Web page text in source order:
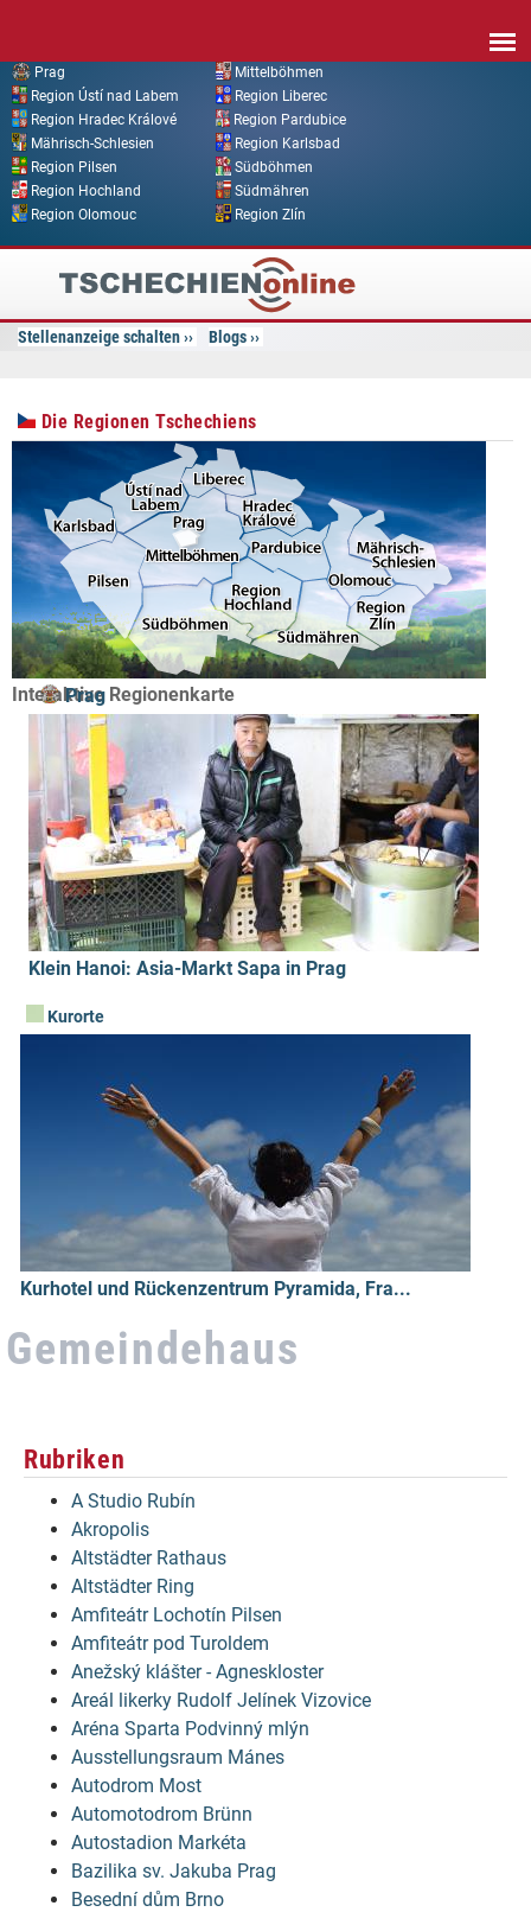
Prag
Mittelböhmen
Region Ústí nad Labem
Region Liberec
Region Hradec Králové
Region Pardubice
Mährisch-Schlesien
Region Karlsbad
Region Pilsen
Südböhmen
Region Hochland
Südmähren
Region Olomouc
Region Zlín
Tschechien
Online
Stellenanzeige schalten Blogs
Die Regionen Tschechiens
Interaktive Regionenkarte
Prag
Klein Hanoi: Asia-Markt Sapa in Prag
Kurorte
Kurhotel und Rückenzentrum Pyramida, Fra...
Gemeindehaus
Rubriken
A Studio Rubín
Akropolis
Altstädter Rathaus
Altstädter Ring
Amfiteátr Lochotín Pilsen
Amfiteátr pod Turoldem
Anežský klášter - Agneskloster
Areál likerky Rudolf Jelínek Vizovice
Aréna Sparta Podvinný mlýn
Ausstellungsraum Mánes
Autodrom Most
Automotodrom Brünn
Autostadion Markéta
Bazilika sv. Jakuba Prag
Besední dům Brno